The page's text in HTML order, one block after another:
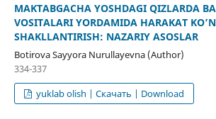
MAKTABGACHA YOSHDAGI QIZLARDA
VOSITALARI YORDAMIDA HARAKAT
SHAKLLANTIRISH: NAZARIY ASOSLAR
Botirova Sayyora Nurullayevna (Author)
334-337
yuklab olish | Скачать | Download